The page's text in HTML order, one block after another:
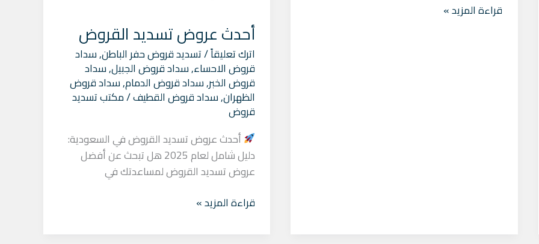
قراءة المزيد »
أحدث عروض تسديد القروض
اترك تعليقاً/تسديد قروض حفر الباطن,سداد
قروض الاحساء,سداد قروض الجبيل,سداد
قروض الخبر,سداد قروض الدمام,سداد قروض
الظهران,سداد قروض القطيف/مكتب تسديد
قروض
أحدث عروض تسديد القروض في السعودية:
دليل شامل لعام 2025 هل تبحث عن أفضل
عروض تسديد القروض لمساعدتك في
قراءة المزيد »